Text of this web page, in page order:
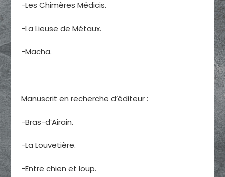
-Les Chimères Médicis.
-La Lieuse de Métaux.
-Macha.
Manuscrit en recherche d’éditeur :
-Bras-d’Airain.
-La Louvetière.
-Entre chien et loup.